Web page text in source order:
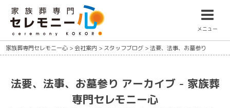
メニュー
家族葬専門セレモニー心 >会社案内 > スタッフブログ >法要、法事、お墓参り
法要、法事、お墓参り アーカイブ - 家族葬
専門セレモニー心